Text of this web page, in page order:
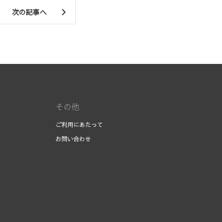
次の記事へ
その他
ご利用にあたって
お問い合わせ